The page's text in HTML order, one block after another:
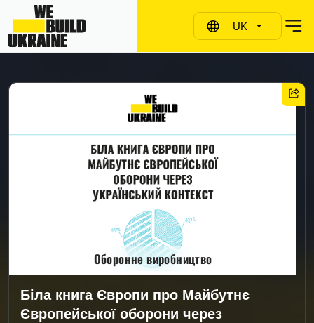
UK
Оборонне виробництво
Біла книга Європи про Майбутнє
Європейської оборони через